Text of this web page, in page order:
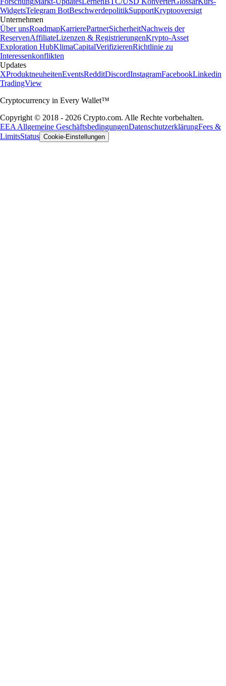
WidgetsTelegram BotBeschwerdepolitikSupportKryptooversigt
Unternehmen
Über unsRoadmapKarrierePartnerSicherheitNachweis der
ReservenAffiliateLizenzen & RegistrierungenKrypto-Asset
Exploration HubKlimaCapitalVerifizierenRichtlinie zu
Interessenkonflikten
Updates
XProduktneuheitenEventsRedditDiscordInstagramFacebookLinkedin
TradingView
Cryptocurrency in Every Wallet™
Copyright © 2018 - 2026 Crypto.com. Alle Rechte vorbehalten.
EEA Allgemeine GeschäftsbedingungenDatenschutzerklärungFees &
LimitsStatus Cookie-Einstellungen